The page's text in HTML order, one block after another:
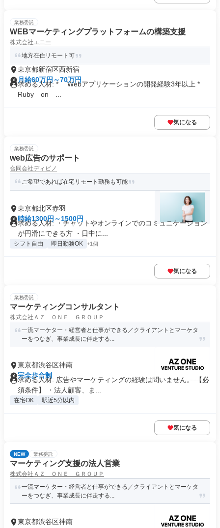
業務委託
WEBマーケティングプラットフォームの構築支援
株式会社エニー
地方在住リモート可
東京都新宿区西新宿
月給60万円～70万円
求める人材: * Webアプリケーションの開発経験3年以上 *
Ruby on ...
気になる
業務委託
web広告のサポート
合同会社ディビノ
ご希望であれば在宅リモート勤務も可能
東京都北区赤羽
時給1300円～1500円
求める人材: ・チャットやオンラインでのコミュニケーション
が円滑にできる方 ・日中に...
シフト自由 即日勤務OK +1個
気になる
業務委託
マーケティングコンサルタント
株式会社ＡＺ ＯＮＥ ＧＲＯＵＰ
一流マーケター・経営者と仕事ができる／クライアントとマーケタ
ーをつなぎ、事業成長に伴走する...
東京都渋谷区神南
完全歩合制
求める人材: 広告やマーケティングの経験は問いません。 【必
須条件】 ・法人顧客、ま...
在宅OK 駅近5分以内
気になる
NEW 業務委託
マーケティング支援の法人営業
株式会社ＡＺ ＯＮＥ ＧＲＯＵＰ
一流マーケター・経営者と仕事ができる／クライアントとマーケタ
ーをつなぎ、事業成長に伴走する...
東京都渋谷区神南